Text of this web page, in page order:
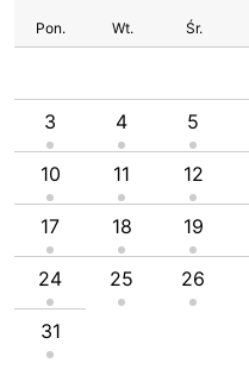
Pon. Wt. Śr.
3 4 5
10 11 12
17 18 19
24 25 26
31